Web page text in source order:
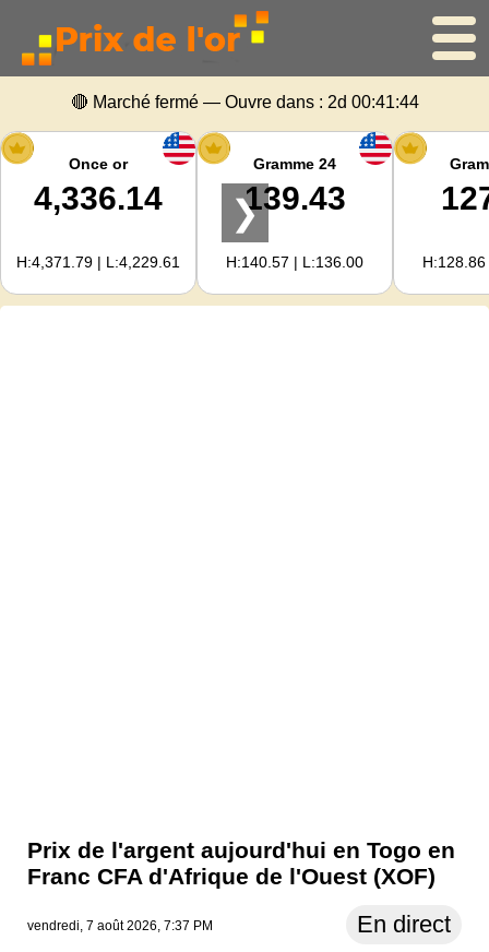
Accueil
Cours de l'or
Cours de l'argent
Calculateur d'or
🔴 Marché fermé — Ouvre dans : 2d 00:41:44
Once or
4,336.14
H:4,371.79 | L:4,229.61
Gramme 24
139.43
H:140.57 | L:136.00
❯
Prix ​​de l'argent aujourd'hui en Togo en
Franc CFA d'Afrique de l'Ouest (XOF)
vendredi, 7 août 2026, 7:37 PM En direct